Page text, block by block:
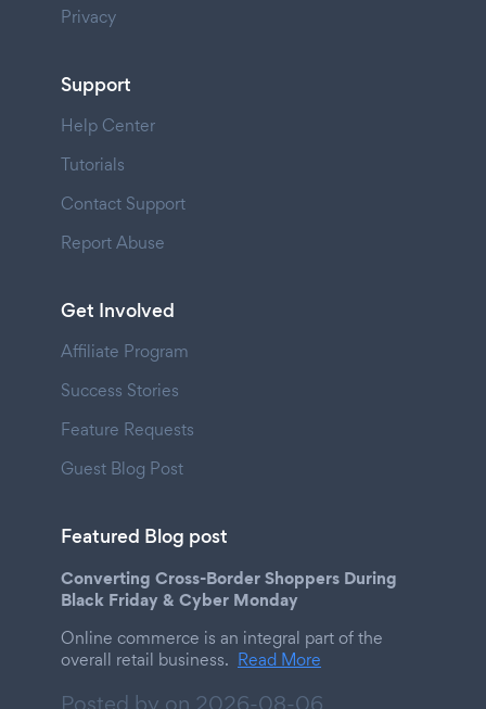
Privacy
Support
Help Center
Tutorials
Contact Support
Report Abuse
Get Involved
Affiliate Program
Success Stories
Feature Requests
Guest Blog Post
Featured Blog post
Converting Cross-Border Shoppers During
Black Friday & Cyber Monday
Online commerce is an integral part of the
overall retail business. Read More